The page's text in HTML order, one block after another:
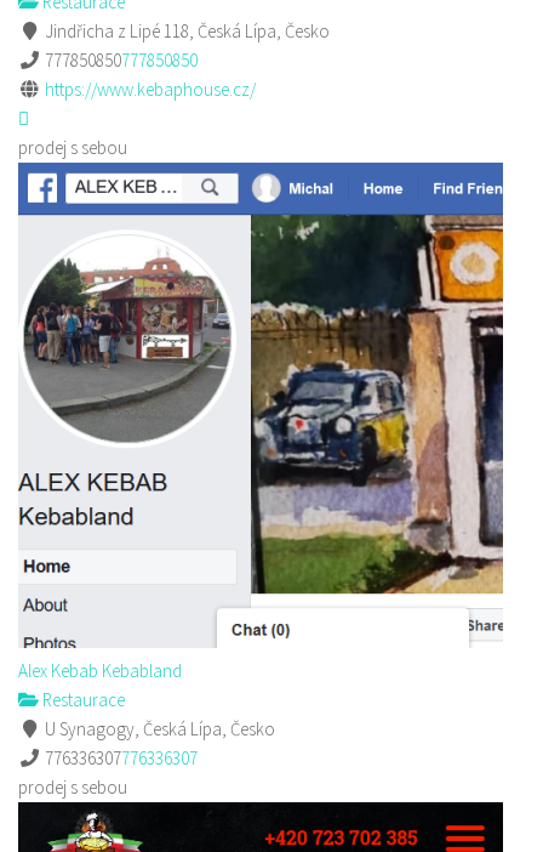
Jindřicha z Lipé 118, Česká Lípa, Česko
777850850777850850
https://www.kebaphouse.cz/
prodej s sebou
Alex Kebab Kebabland
Restaurace
U Synagogy, Česká Lípa, Česko
776336307776336307
prodej s sebou